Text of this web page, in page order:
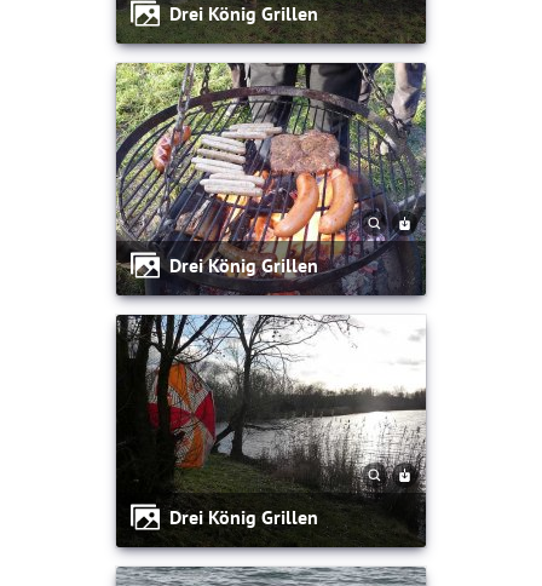
Drei König Grillen
Drei König Grillen
Drei König Grillen